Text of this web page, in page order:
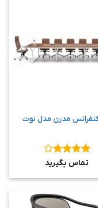
مدرن مدل نوت
نمره ۴
تماس بگیرید